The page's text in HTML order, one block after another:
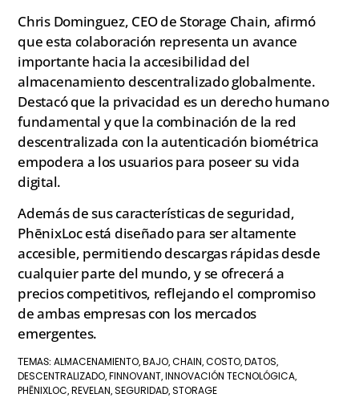
Chris Dominguez, CEO de Storage Chain, afirmó
que esta colaboración representa un avance
importante hacia la accesibilidad del
almacenamiento descentralizado globalmente.
Destacó que la privacidad es un derecho humano
fundamental y que la combinación de la red
descentralizada con la autenticación biométrica
empodera a los usuarios para poseer su vida
digital.
Además de sus características de seguridad,
PhēnixLoc está diseñado para ser altamente
accesible, permitiendo descargas rápidas desde
cualquier parte del mundo, y se ofrecerá a
precios competitivos, reflejando el compromiso
de ambas empresas con los mercados
emergentes.
TEMAS:ALMACENAMIENTO, BAJO,CHAIN,COSTO, DATOS,
DESCENTRALIZADO, FINNOVANT, INNOVACIÓN TECNOLÓGICA,
PHĒNIXLOC, REVELAN,SEGURIDAD,STORAGE